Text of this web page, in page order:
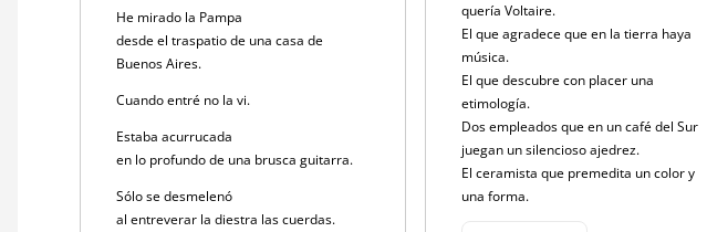
He mirado la Pampa
desde el traspatio de una casa de
Buenos Aires.
Cuando entré no la vi.
Estaba acurrucada
en lo profundo de una brusca guitarra.
Sólo se desmelenó
al entreverar la diestra las cuerdas.
quería Voltaire.
El que agradece que en la tierra haya
música.
El que descubre con placer una
etimología.
Dos empleados que en un café del Sur
juegan un silencioso ajedrez.
El ceramista que premedita un color y
una forma.